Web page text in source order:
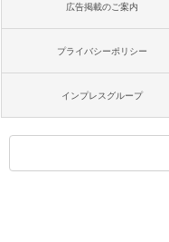
広告掲載のご案内
プライバシーポリシー
インプレスグループ